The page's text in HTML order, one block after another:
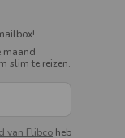
maand
slim te reizen.
van Flibco heb